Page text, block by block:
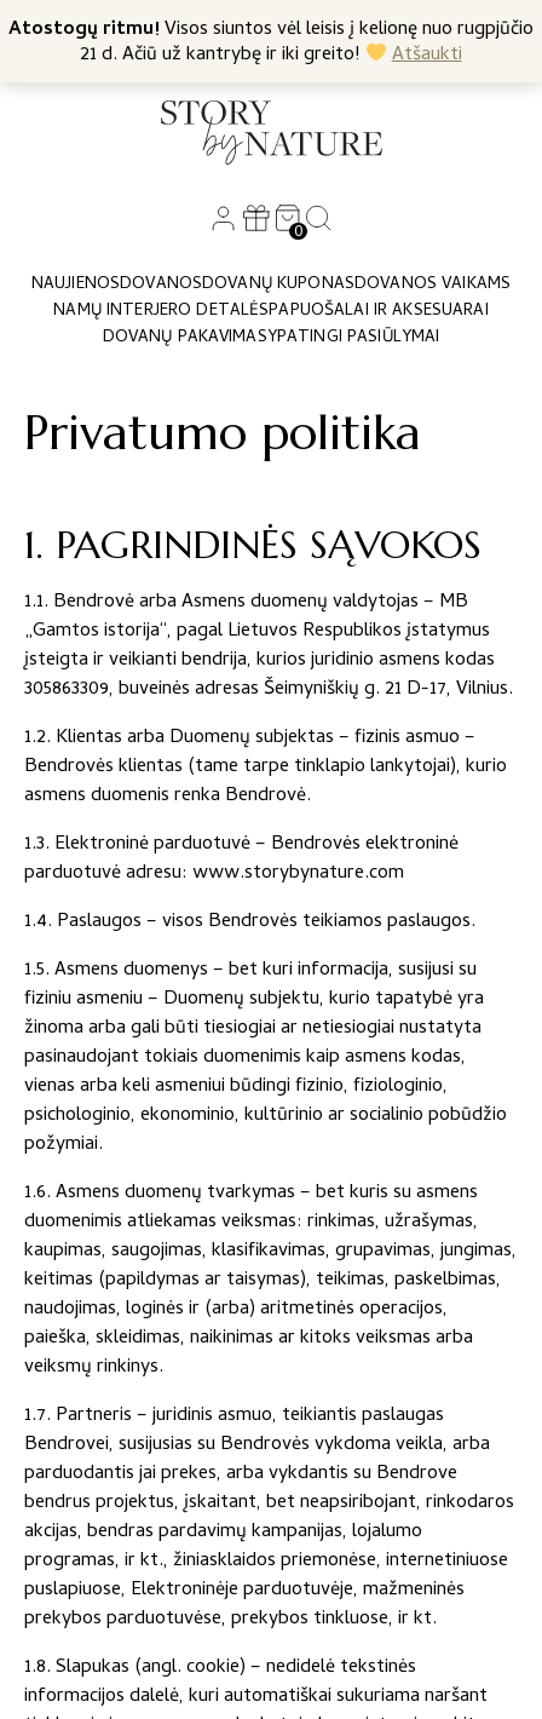
Atostogų ritmu!Visos siuntos vėl leisis į kelionę nuo rugpjūčio
21 d. Ačiū už kantrybę ir iki greito!
Atšaukti
Nemokamas siuntimas nuo 45 Eur +370 682 57369
0
NAUJIENOSDOVANOSDOVANŲ KUPONASDOVANOS VAIKAMS
NAMŲ INTERJERO DETALĖSPAPUOŠALAI IR AKSESUARAI
DOVANŲ PAKAVIMASYPATINGI PASIŪLYMAI
Privatumo politika
1. PAGRINDINĖS SĄVOKOS
1.1. Bendrovė arba Asmens duomenų valdytojas – MB
„Gamtos istorija“, pagal Lietuvos Respublikos įstatymus
įsteigta ir veikianti bendrija, kurios juridinio asmens kodas
305863309, buveinės adresas Šeimyniškių g. 21 D-17, Vilnius.
1.2. Klientas arba Duomenų subjektas – fizinis asmuo –
Bendrovės klientas (tame tarpe tinklapio lankytojai), kurio
asmens duomenis renka Bendrovė.
1.3. Elektroninė parduotuvė – Bendrovės elektroninė
parduotuvė adresu: www.storybynature.com
1.4. Paslaugos – visos Bendrovės teikiamos paslaugos.
1.5. Asmens duomenys – bet kuri informacija, susijusi su
fiziniu asmeniu – Duomenų subjektu, kurio tapatybė yra
žinoma arba gali būti tiesiogiai ar netiesiogiai nustatyta
pasinaudojant tokiais duomenimis kaip asmens kodas,
vienas arba keli asmeniui būdingi fizinio, fiziologinio,
psichologinio, ekonominio, kultūrinio ar socialinio pobūdžio
požymiai.
1.6. Asmens duomenų tvarkymas – bet kuris su asmens
duomenimis atliekamas veiksmas: rinkimas, užrašymas,
kaupimas, saugojimas, klasifikavimas, grupavimas, jungimas,
keitimas (papildymas ar taisymas), teikimas, paskelbimas,
naudojimas, loginės ir (arba) aritmetinės operacijos,
paieška, skleidimas, naikinimas ar kitoks veiksmas arba
veiksmų rinkinys.
1.7. Partneris – juridinis asmuo, teikiantis paslaugas
Bendrovei, susijusias su Bendrovės vykdoma veikla, arba
parduodantis jai prekes, arba vykdantis su Bendrove
bendrus projektus, įskaitant, bet neapsiribojant, rinkodaros
akcijas, bendras pardavimų kampanijas, lojalumo
programas, ir kt., žiniasklaidos priemonėse, internetiniuose
puslapiuose, Elektroninėje parduotuvėje, mažmeninės
prekybos parduotuvėse, prekybos tinkluose, ir kt.
1.8. Slapukas (angl. cookie) – nedidelė tekstinės
informacijos dalelė, kuri automatiškai sukuriama naršant